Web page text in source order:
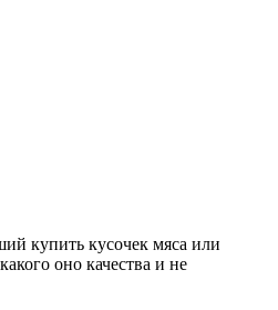
купить кусочек мяса или
оно качества и не